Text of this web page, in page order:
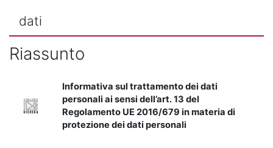
dati
Riassunto
Informativa sul trattamento dei dati
personali ai sensi dell’art. 13 del
Regolamento UE 2016/679 in materia di
protezione dei dati personali